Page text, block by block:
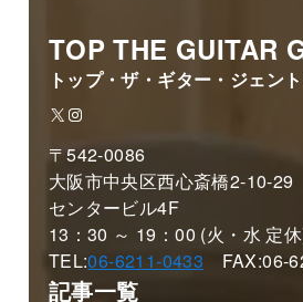
TOP THE GUITAR
トップ・ザ・ギター・ジェン
X Instagram
〒542-0086
大阪市中央区西心斎橋2-10-29
センタービル4F
13：30 ～ 19：00 (火・水 定
TEL:06-6211-0433 FAX:06-
記事一覧